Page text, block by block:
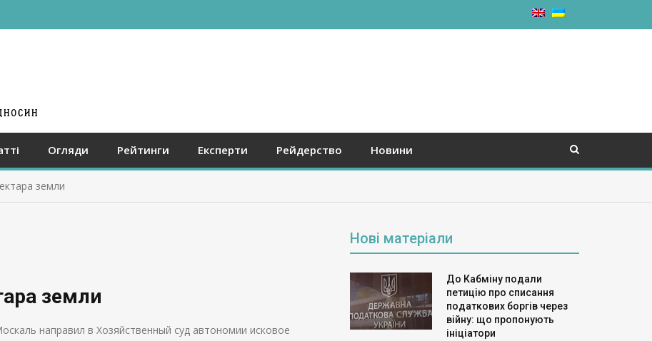
Огляди Рейтинги Експерти Рейдерство Новини
земли
земли
направил в Хозяйственный суд автономии исковое
Нові матеріали
До Кабміну подали
петицію про списання
податкових боргів через
війну: що пропонують
ініціатори